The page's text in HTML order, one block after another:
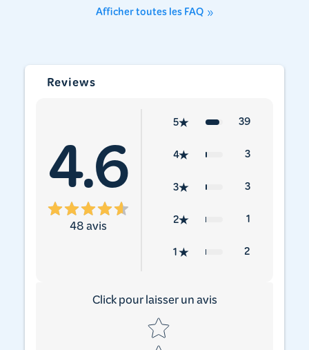
Afficher toutes les FAQ
Reviews
4.6
48 avis
5 39
4 3
3 3
2 1
1 2
Click pour laisser un avis
Star rating